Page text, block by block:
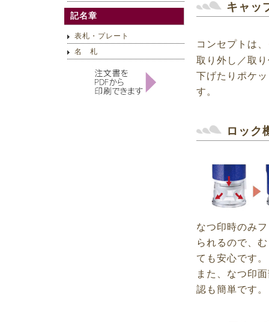
キャッ
コンセプトは、
取り外し／取
下げたりポケ
す。
ロック
なつ印時のみ
られるので、
ても安心です。
また、なつ印
認も簡単です。
記名章
表札・プレート
名 札